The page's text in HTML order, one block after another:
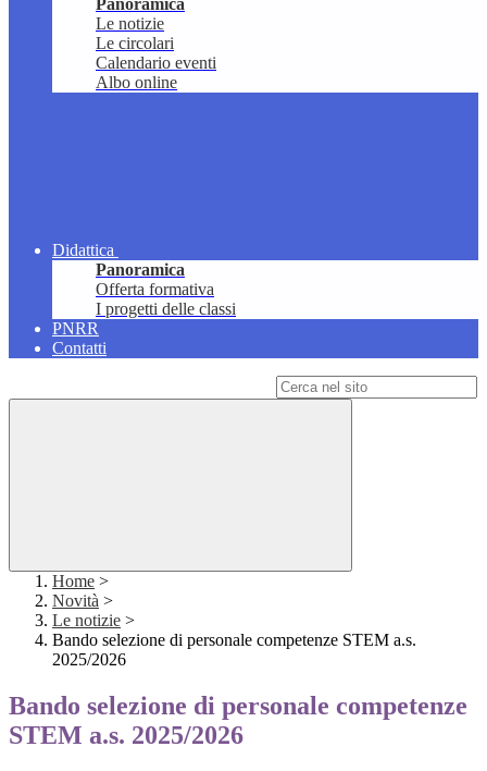
Panoramica
Le notizie
Le circolari
Calendario eventi
Albo online
Didattica
Panoramica
Offerta formativa
I progetti delle classi
PNRR
Contatti
Home >
Novità >
Le notizie >
Bando selezione di personale competenze STEM a.s.
2025/2026
Bando selezione di personale competenze
STEM a.s. 2025/2026